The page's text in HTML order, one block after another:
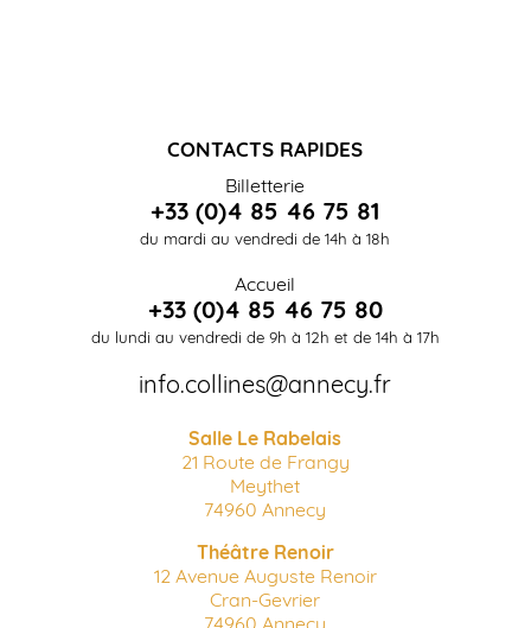
CONTACTS RAPIDES
Billetterie
+33 (0)4 85 46 75 81
du mardi au vendredi de 14h à 18h
Accueil
+33 (0)4 85 46 75 80
du lundi au vendredi de 9h à 12h et de 14h à 17h
info.collines@annecy.fr
Salle Le Rabelais
21 Route de Frangy
Meythet
74960 Annecy
Théâtre Renoir
12 Avenue Auguste Renoir
Cran-Gevrier
74960 Annecy